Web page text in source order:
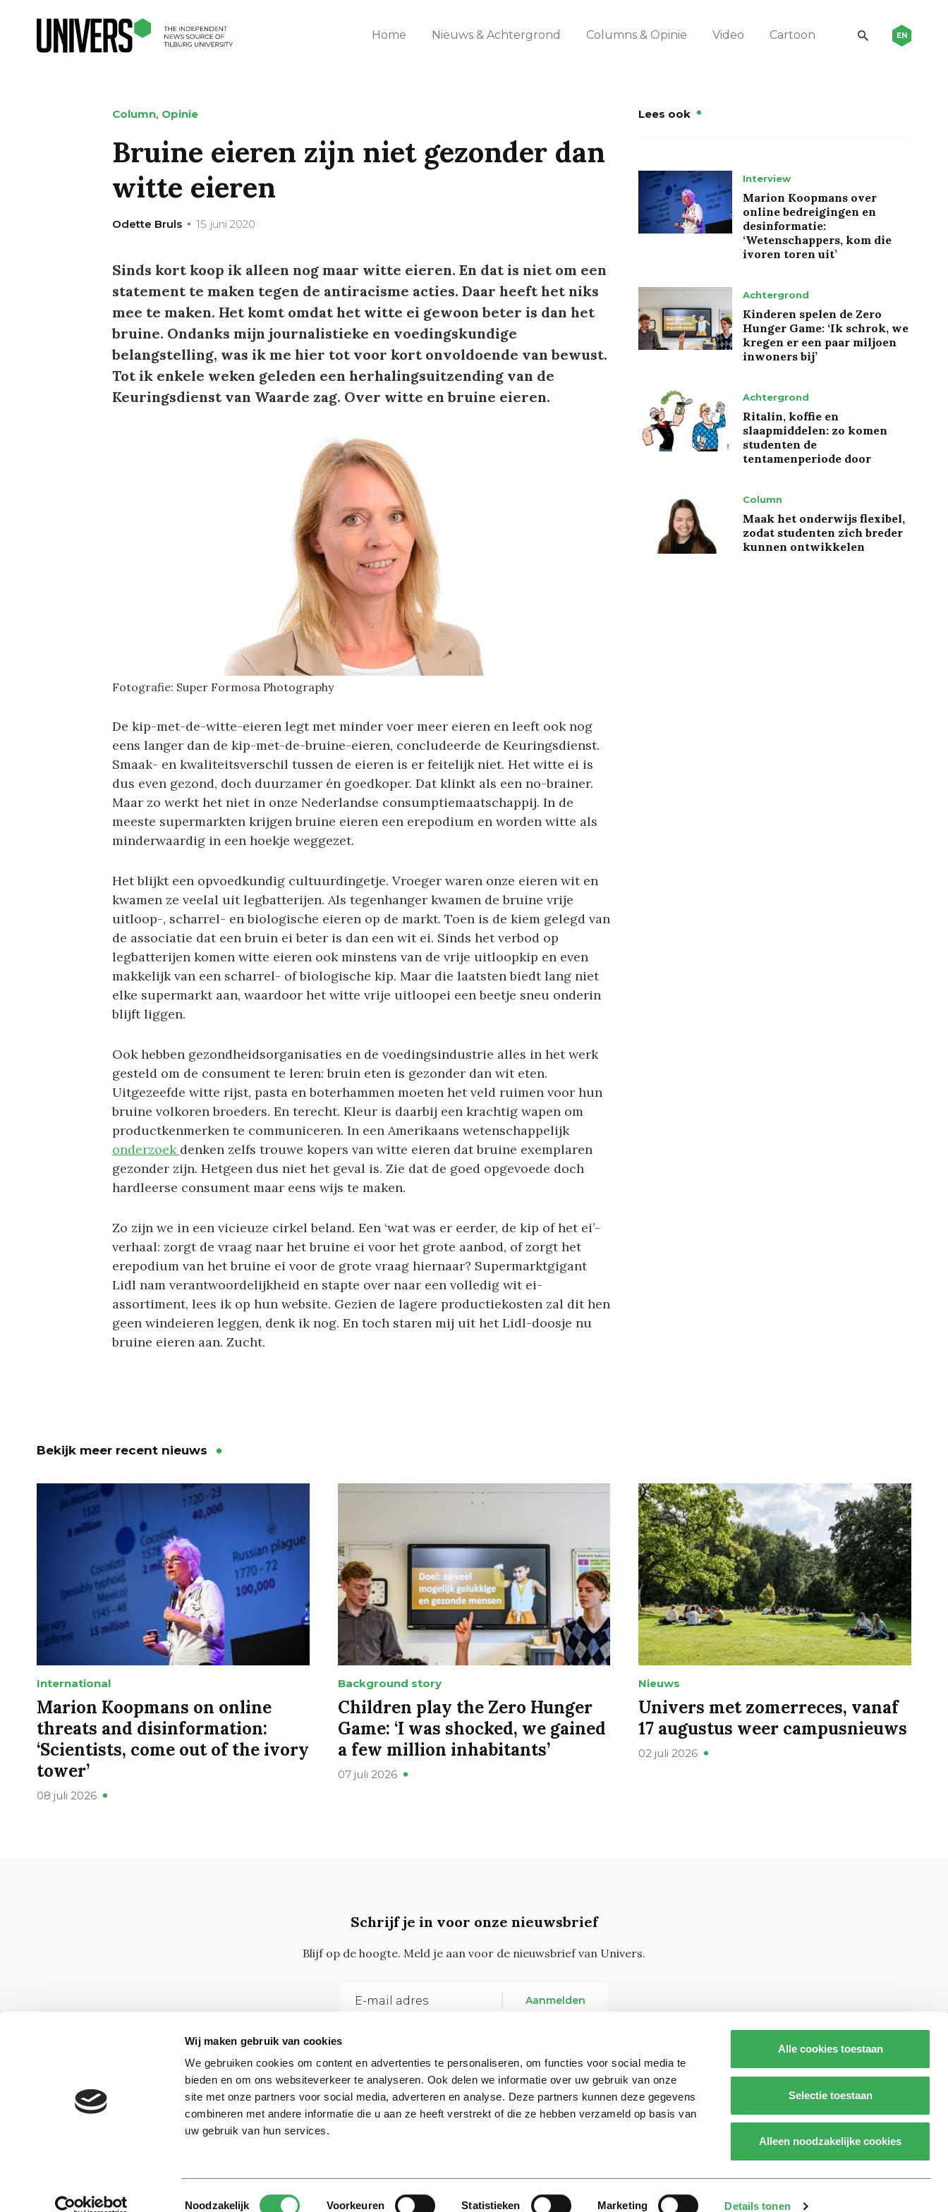
Wij maken gebruik van cookies
We gebruiken cookies om content en advertenties te personaliseren, om functies voor social media te
bieden en om ons websiteverkeer te analyseren. Ook delen we informatie over uw gebruik van onze
site met onze partners voor social media, adverteren en analyse. Deze partners kunnen deze gegevens
combineren met andere informatie die u aan ze heeft verstrekt of die ze hebben verzameld op basis van
uw gebruik van hun services.
Toestemmingsselectie
Noodzakelijk Voorkeuren Statistieken Marketing Details tonen
Alle cookies toestaan
Selectie toestaan
Alleen noodzakelijke cookies
Home Nieuws & Achtergrond Columns & Opinie Video Cartoon EN
Column, Opinie
Bruine eieren zijn niet gezonder dan
witte eieren
Odette Bruls 15 juni 2020
Sinds kort koop ik alleen nog maar witte eieren. En dat is niet om een
statement te maken tegen de antiracisme acties. Daar heeft het niks
mee te maken. Het komt omdat het witte ei gewoon beter is dan het
bruine. Ondanks mijn journalistieke en voedingskundige
belangstelling, was ik me hier tot voor kort onvoldoende van bewust.
Tot ik enkele weken geleden een herhalingsuitzending van de
Keuringsdienst van Waarde zag. Over witte en bruine eieren.
Fotografie: Super Formosa Photography
De kip-met-de-witte-eieren legt met minder voer meer eieren en leeft ook nog
eens langer dan de kip-met-de-bruine-eieren, concludeerde de Keuringsdienst.
Smaak- en kwaliteitsverschil tussen de eieren is er feitelijk niet. Het witte ei is
dus even gezond, doch duurzamer én goedkoper. Dat klinkt als een no-brainer.
Maar zo werkt het niet in onze Nederlandse consumptiemaatschappij. In de
meeste supermarkten krijgen bruine eieren een erepodium en worden witte als
minderwaardig in een hoekje weggezet.
Het blijkt een opvoedkundig cultuurdingetje. Vroeger waren onze eieren wit en
kwamen ze veelal uit legbatterijen. Als tegenhanger kwamen de bruine vrije
uitloop-, scharrel- en biologische eieren op de markt. Toen is de kiem gelegd van
de associatie dat een bruin ei beter is dan een wit ei. Sinds het verbod op
legbatterijen komen witte eieren ook minstens van de vrije uitloopkip en even
makkelijk van een scharrel- of biologische kip. Maar die laatsten biedt lang niet
elke supermarkt aan, waardoor het witte vrije uitloopei een beetje sneu onderin
blijft liggen.
Ook hebben gezondheidsorganisaties en de voedingsindustrie alles in het werk
gesteld om de consument te leren: bruin eten is gezonder dan wit eten.
Uitgezeefde witte rijst, pasta en boterhammen moeten het veld ruimen voor hun
bruine volkoren broeders. En terecht. Kleur is daarbij een krachtig wapen om
productkenmerken te communiceren. In een Amerikaans wetenschappelijk
onderzoek denken zelfs trouwe kopers van witte eieren dat bruine exemplaren
gezonder zijn. Hetgeen dus niet het geval is. Zie dat de goed opgevoede doch
hardleerse consument maar eens wijs te maken.
Zo zijn we in een vicieuze cirkel beland. Een ‘wat was er eerder, de kip of het ei’-
verhaal: zorgt de vraag naar het bruine ei voor het grote aanbod, of zorgt het
erepodium van het bruine ei voor de grote vraag hiernaar? Supermarktgigant
Lidl nam verantwoordelijkheid en stapte over naar een volledig wit ei-
assortiment, lees ik op hun website. Gezien de lagere productiekosten zal dit hen
geen windeieren leggen, denk ik nog. En toch staren mij uit het Lidl-doosje nu
bruine eieren aan. Zucht.
Lees ook
Interview
Marion Koopmans over
online bedreigingen en
desinformatie:
‘Wetenschappers, kom die
ivoren toren uit’
Achtergrond
Kinderen spelen de Zero
Hunger Game: ‘Ik schrok, we
kregen er een paar miljoen
inwoners bij’
Achtergrond
Ritalin, koffie en
slaapmiddelen: zo komen
studenten de
tentamenperiode door
Column
Maak het onderwijs flexibel,
zodat studenten zich breder
kunnen ontwikkelen
Bekijk meer recent nieuws
International
Marion Koopmans on online
threats and disinformation:
‘Scientists, come out of the ivory
tower’
08 juli 2026
Background story
Children play the Zero Hunger
Game: ‘I was shocked, we gained
a few million inhabitants’
07 juli 2026
Nieuws
Univers met zomerreces, vanaf
17 augustus weer campusnieuws
02 juli 2026
Schrijf je in voor onze nieuwsbrief
Blijf op de hoogte. Meld je aan voor de nieuwsbrief van Univers.
Aanmelden
Neem contact met ons op
© 2026 -Over ons Adverteren Werken bij Contact Realisatie door: